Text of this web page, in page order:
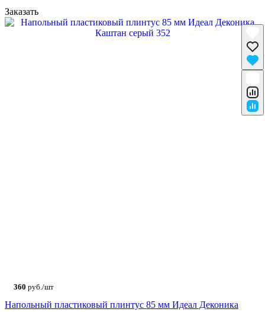
Заказать
360 руб./шт
Напольный пластиковый плинтус 85 мм Идеал Деконика